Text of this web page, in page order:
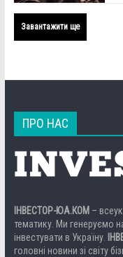
Завантажити ще
ПРО НАС
ІНВЕСТОР-ЮА.КОМ –
тематику. Ми генеруємо
інвестувати в Україну.
головні новини зі світу